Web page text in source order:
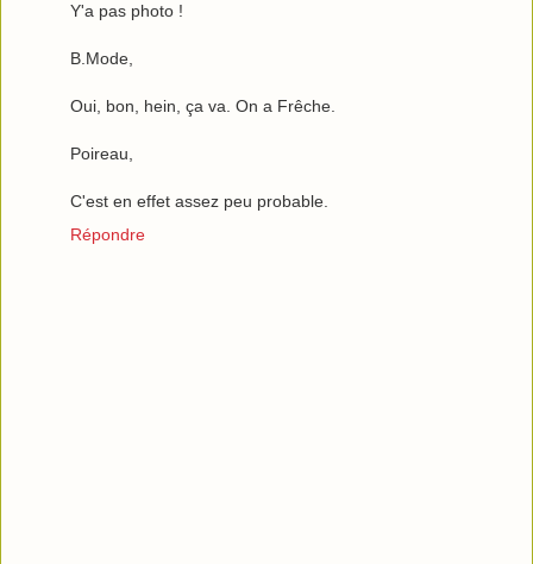
Y'a pas photo !
B.Mode,
Oui, bon, hein, ça va. On a Frêche.
Poireau,
C'est en effet assez peu probable.
Répondre